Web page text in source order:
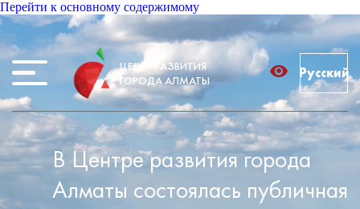
Перейти к основному содержимому
ЦЕНТР РАЗВИТИЯ
ГОРОДА АЛМАТЫ
Русский
В Центре развития города
Алматы состоялась публичная